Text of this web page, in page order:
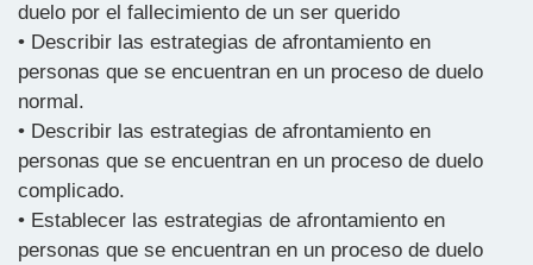
duelo por el fallecimiento de un ser querido
• Describir las estrategias de afrontamiento en
personas que se encuentran en un proceso de duelo
normal.
• Describir las estrategias de afrontamiento en
personas que se encuentran en un proceso de duelo
complicado.
• Establecer las estrategias de afrontamiento en
personas que se encuentran en un proceso de duelo